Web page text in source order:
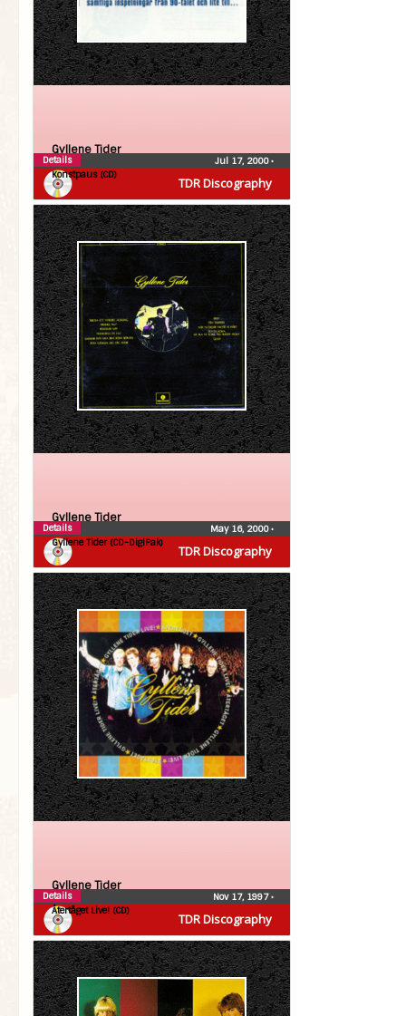
TDR Discography
Gyllene Tider
Konstpaus (CD)
Jul 17, 2000•
Details
TDR Discography
Gyllene Tider
Gyllene Tider (CD-DigiPak)
May 16, 2000•
Details
TDR Discography
Gyllene Tider
Återtåget Live! (CD)
Nov 17, 1997•
Details